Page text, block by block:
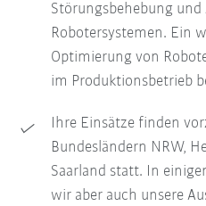
Störungsbehebung
Robotersystemen. Ein
Optimierung von
im Produktionsbetrieb
Ihre Einsätze finden
Bundesländern NRW,
Saarland statt. In
wir aber auch unsere